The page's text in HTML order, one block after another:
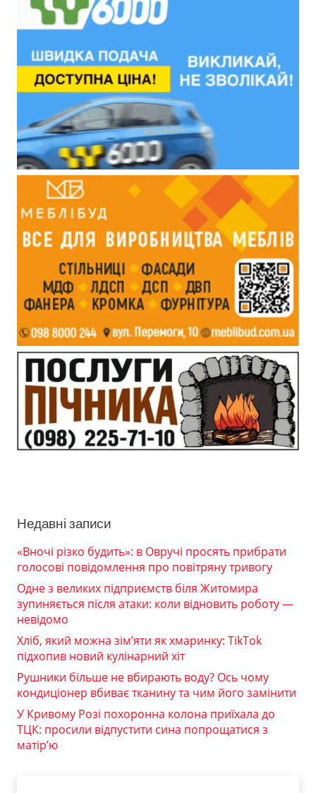
Недавні записи
«Вночі різко будить»: в Овручі просять прибрати
голосові повідомлення про повітряну тривогу
Одне з великих підприємств біля Житомира
зупиняється після атаки: коли відновить роботу —
невідомо
Хліб, який можна зім’яти як хмаринку: TikTok
підхопив новий кулінарний хіт
Рушники більше не вбирають воду? Ось чому
кондиціонер вбиває тканину та чим його замінити
У Кривому Розі похоронна колона приїхала до
ТЦК: просили відпустити сина попрощатися з
матір’ю